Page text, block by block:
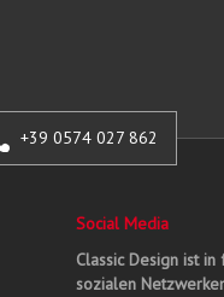
+39 0574 027 862
Social Media
Classic Design ist
sozialen